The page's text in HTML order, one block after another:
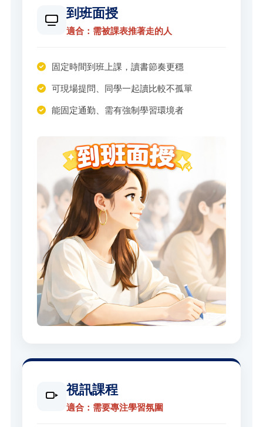
到班面授
適合：需被課表推著走的人
固定時間到班上課，讀書節奏更穩
可現場提問、同學一起讀比較不孤單
能固定通勤、需有強制學習環境者
視訊課程
適合：需要專注學習氛圍